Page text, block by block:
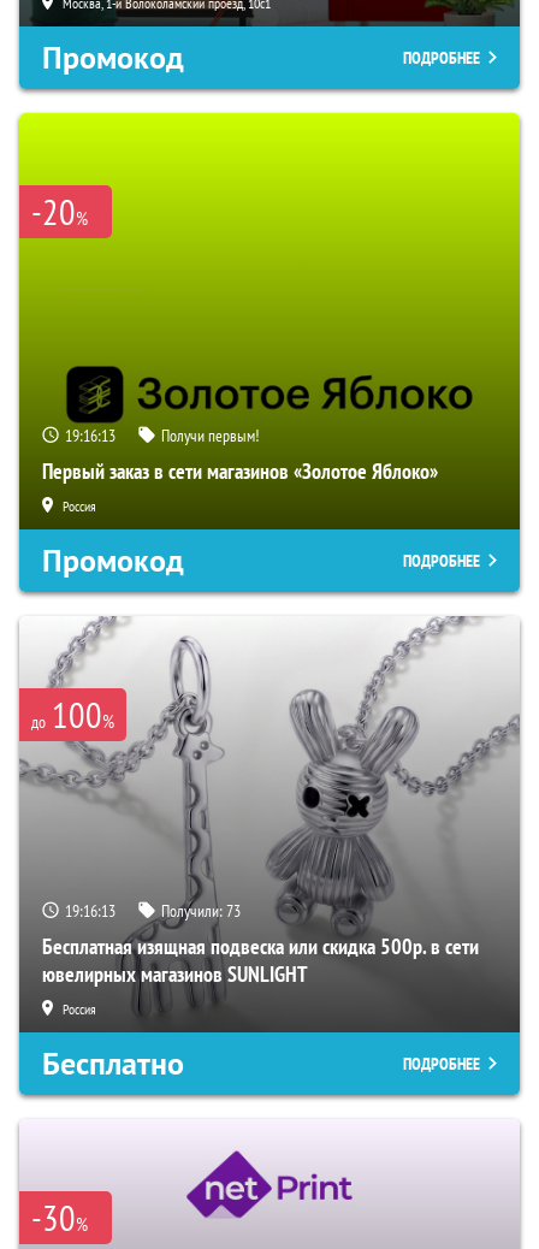
Промокод ПОДРОБНЕЕ
-20%
19:16:12 Получи первым!
Первый заказ в сети магазинов «Золотое Яблоко»
Россия
Промокод ПОДРОБНЕЕ
до 100%
19:16:12 Получили:73
Бесплатная изящная подвеска или скидка 500р. в сети
ювелирных магазинов SUNLIGHT
Россия
Бесплатно ПОДРОБНЕЕ
-30%